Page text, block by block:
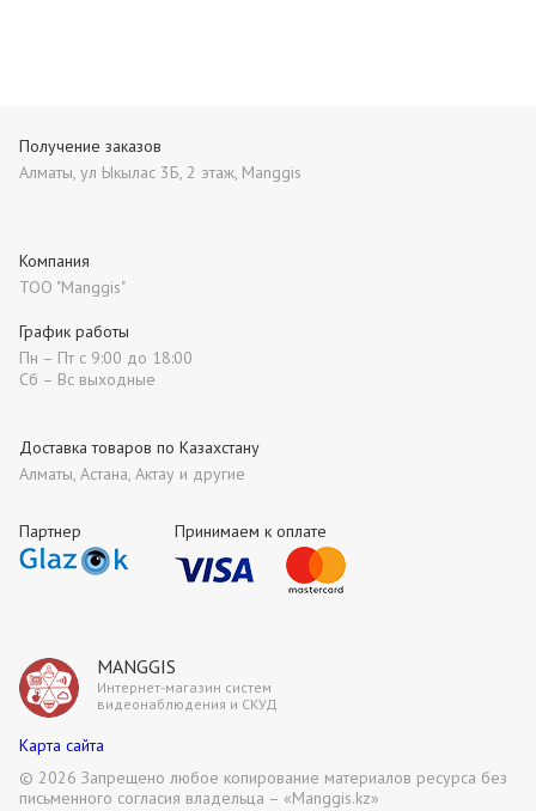
MANGGIS
Интернет-магазин систем
видеонаблюдения и СКУД
Партнер Принимаем к оплате
Получение заказов
Алматы, ул Ыкылас 3Б, 2 этаж, Manggis
Компания
ТОО "Manggis"
Доставка товаров по Казахстану
Алматы, Астана, Актау и другие
График работы
Пн – Пт с 9:00 до 18:00
Сб – Вс выходные
Карта сайта
© 2026 Запрещено любое копирование материалов ресурса без
письменного согласия владельца – «Manggis.kz»